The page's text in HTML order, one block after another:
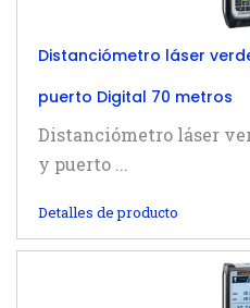
Distanciómetro láser
puerto Digital 70 metros
Distanciómetro láser
y puerto ...
Detalles de producto